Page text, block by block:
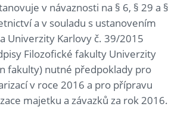
v návaznosti na § 6, § 29 a §
a v souladu s ustanovením
Univerzity Karlovy č. 39/2015
Filozofické fakulty Univerzity
fakulty) nutné předpoklady pro
v roce 2016 a pro přípravu
majetku a závazků za rok 2016.